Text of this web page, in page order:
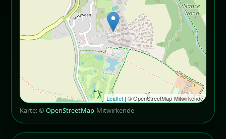
Leaflet| © OpenStreetMap-Mitwirkende
Karte: ©OpenStreetMap-Mitwirkende